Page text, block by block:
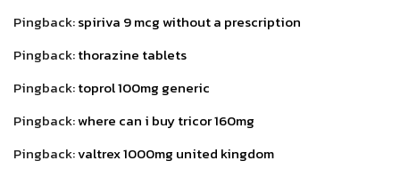
Pingback:spiriva 9 mcg without a prescription
Pingback:thorazine tablets
Pingback:toprol 100mg generic
Pingback:where can i buy tricor 160mg
Pingback:valtrex 1000mg united kingdom